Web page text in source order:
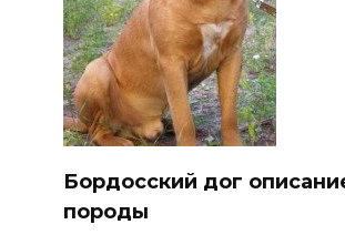
Бордосский дог
породы